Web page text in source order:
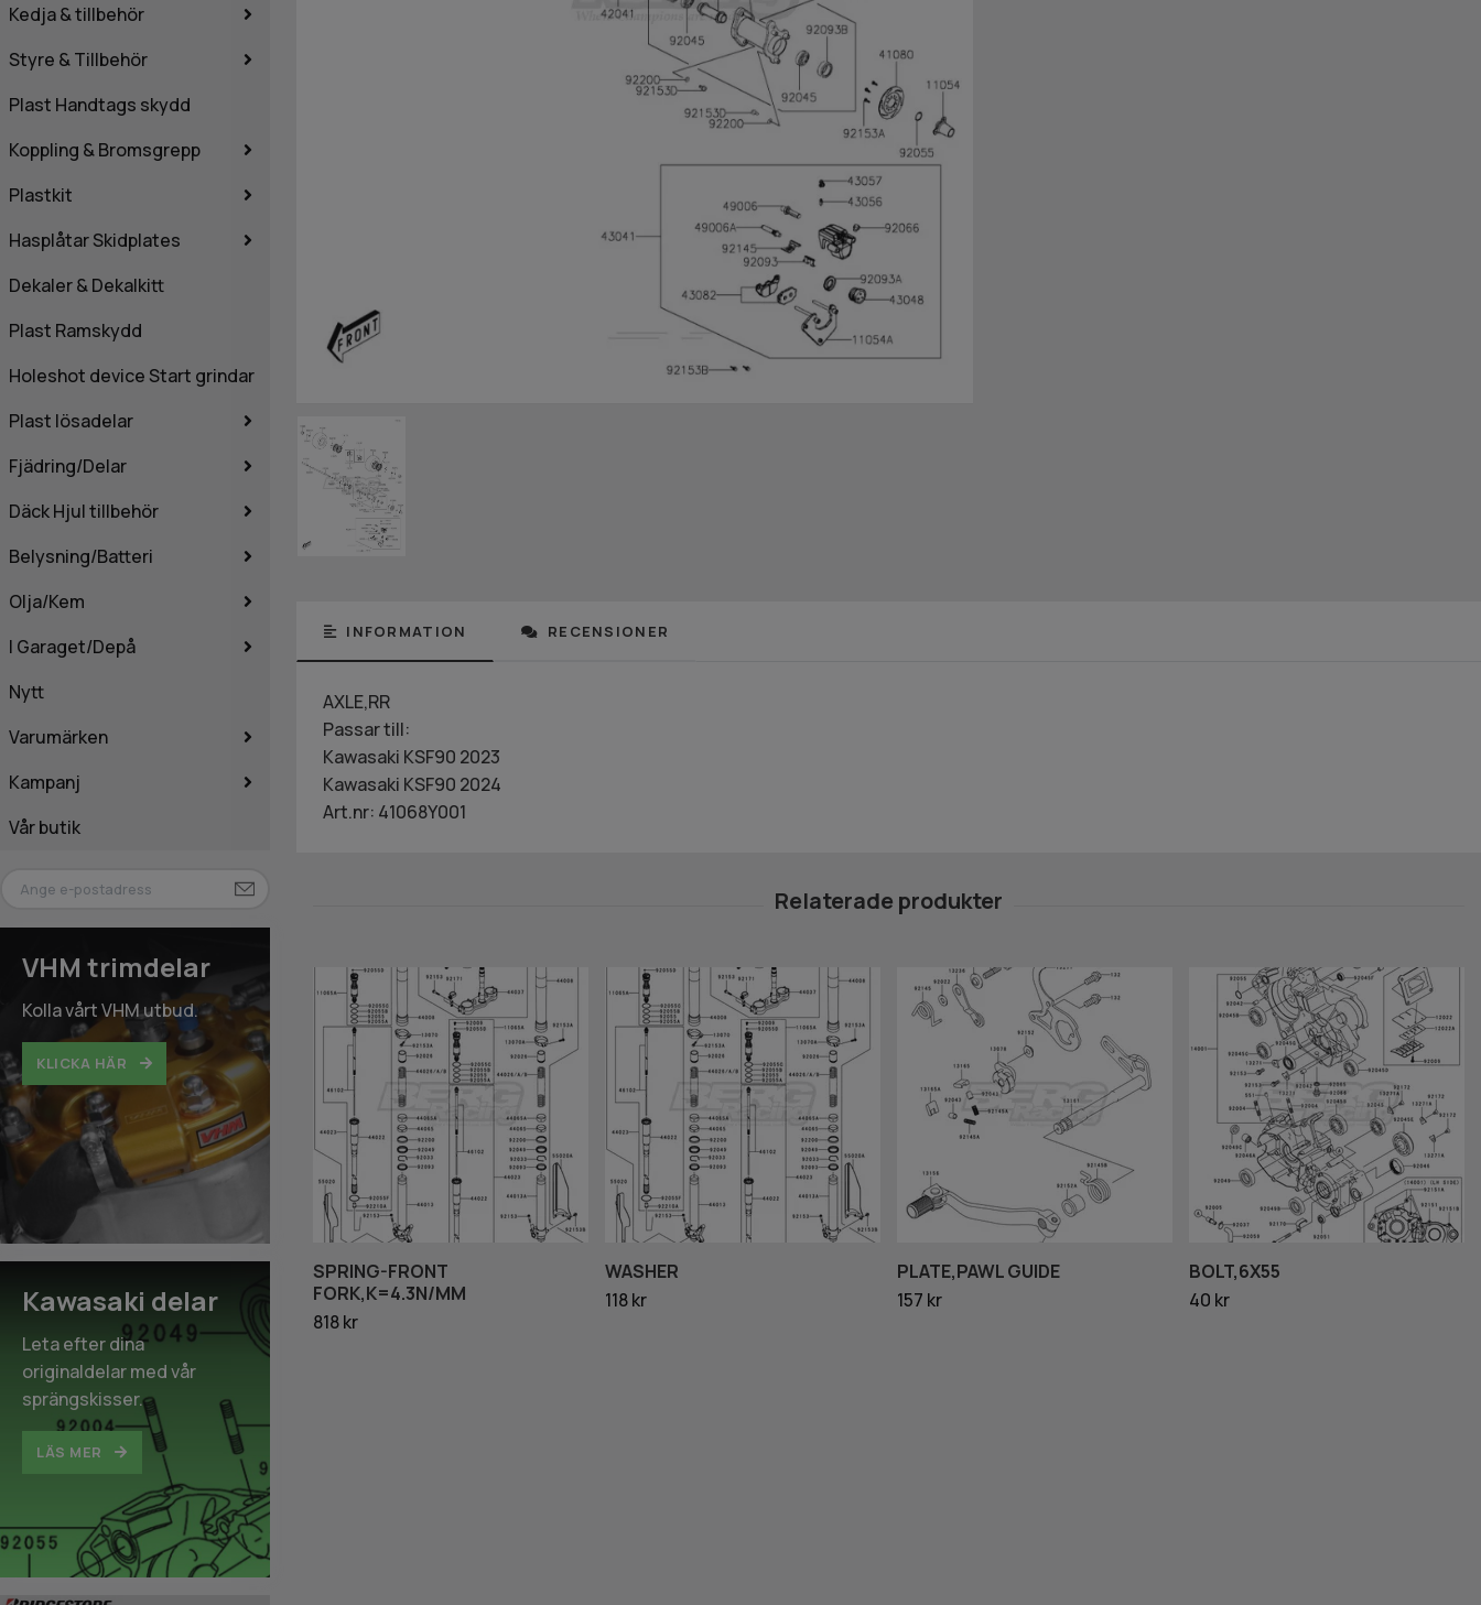
Kedja & tillbehör
Styre & Tillbehör
Plast Handtags skydd
Koppling & Bromsgrepp
Plastkit
Hasplåtar Skidplates
Dekaler & Dekalkitt
Plast Ramskydd
Holeshot device Start grindar
Plast lösadelar
Fjädring/Delar
Däck Hjul tillbehör
Belysning/Batteri
Olja/Kem
I Garaget/Depå
Nytt
Varumärken
Kampanj
Vår butik
VHM trimdelar
Kolla vårt VHM utbud.
KLICKA HÄR
Kawasaki delar
Leta efter dina
originaldelar med vår
sprängskisser.
LÄS MER
INFORMATION RECENSIONER
AXLE,RR
Passar till:
Kawasaki KSF90 2023
Kawasaki KSF90 2024
Art.nr: 41068Y001
SPRING-FRONT
FORK,K=4.3N/MM
818 kr
WASHER
118 kr
PLATE,PAWL GUIDE
157 kr
BOLT,6X55
40 kr